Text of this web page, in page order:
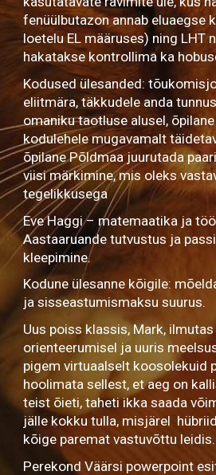
fenüülbutazon annab eluaegse
loetelu EL määruses) ning LHT
hakatakse kontrollima ka
Kodused ülesanded:
eliitmära, täkkudele anda
omaniku taotluse alusel,
kodulehele mugavamalt
õpilane Põldmaa juurutada
viisi märkimine, mis oleks
tegelikkusega
Eve Haggi – matemaatika ja
Aastaaruande tutvustus ja
kleepimine.
Kodune ülesanne kõigile:
ja sisseastumismaksu suurus.
Uus poiss klassis, Mark,
orienteerumisel ja uuris
pigem virtuaalselt koosolekuid
hoolimata sellest, et aeg on
teist õieti, taheti ikka saada
jälle kokku tulla, misjärel
kõige paremat vastuvõttu leidis.
Perekond Väärsi powerpoint